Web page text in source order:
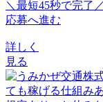
＼最短45秒で完了／
応募へ進む
詳しく
見る